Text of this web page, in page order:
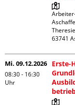
Mi. 09.12.2026
08:30 - 16:30
Uhr
Erste-